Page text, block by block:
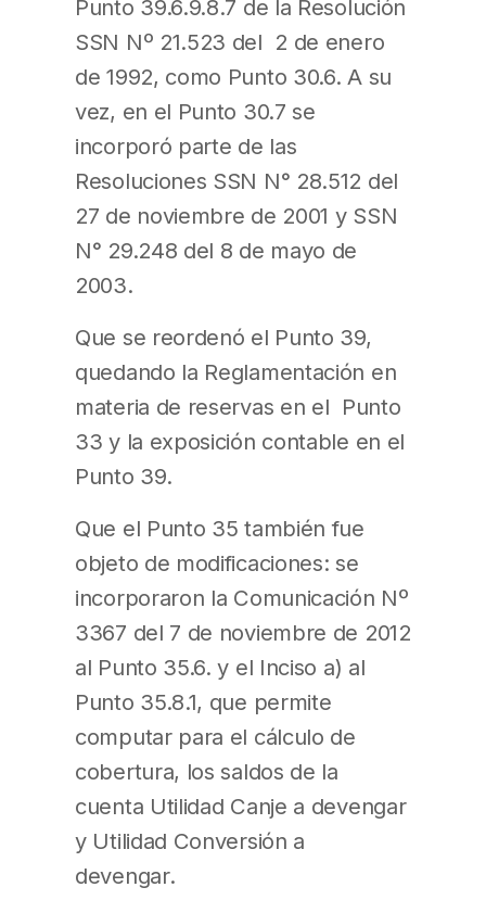
Punto 39.6.9.8.7 de la Resolución
SSN Nº 21.523 del 2 de enero
de 1992, como Punto 30.6. A su
vez, en el Punto 30.7 se
incorporó parte de las
Resoluciones SSN N° 28.512 del
27 de noviembre de 2001 y SSN
N° 29.248 del 8 de mayo de
2003.
Que se reordenó el Punto 39,
quedando la Reglamentación en
materia de reservas en el Punto
33 y la exposición contable en el
Punto 39.
Que el Punto 35 también fue
objeto de modificaciones: se
incorporaron la Comunicación Nº
3367 del 7 de noviembre de 2012
al Punto 35.6. y el Inciso a) al
Punto 35.8.1, que permite
computar para el cálculo de
cobertura, los saldos de la
cuenta Utilidad Canje a devengar
y Utilidad Conversión a
devengar.